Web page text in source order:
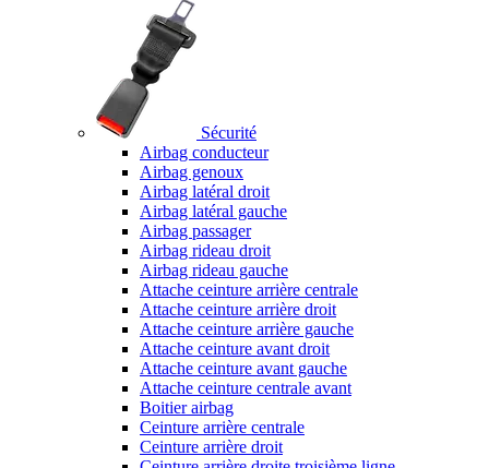
Sécurité
Airbag conducteur
Airbag genoux
Airbag latéral droit
Airbag latéral gauche
Airbag passager
Airbag rideau droit
Airbag rideau gauche
Attache ceinture arrière centrale
Attache ceinture arrière droit
Attache ceinture arrière gauche
Attache ceinture avant droit
Attache ceinture avant gauche
Attache ceinture centrale avant
Boitier airbag
Ceinture arrière centrale
Ceinture arrière droit